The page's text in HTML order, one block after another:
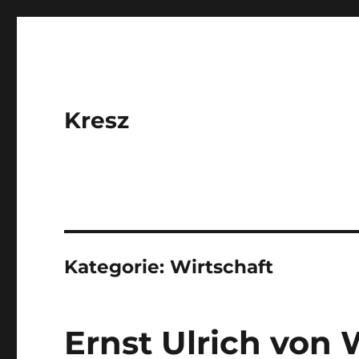
Kresz
Kategorie:Wirtschaft
Ernst Ulrich von